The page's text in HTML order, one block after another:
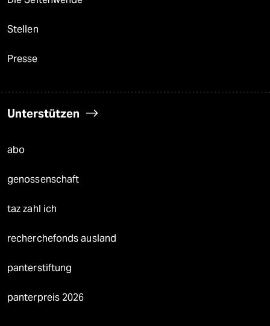
Stellen
Presse
Unterstützen
abo
genossenschaft
taz zahl ich
recherchefonds ausland
panterstiftung
panterpreis 2026